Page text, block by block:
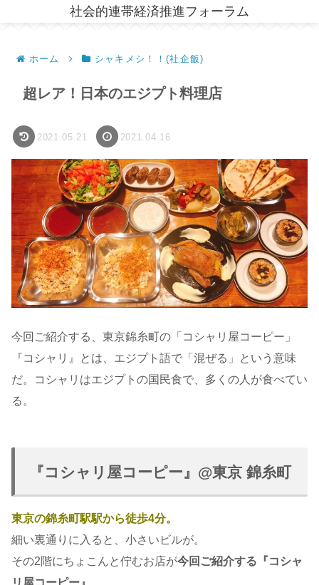
社会的連帯経済推進フォーラム
ホーム シャキメシ！！(社企飯)
超レア！日本のエジプト料理店
2021.05.21 2021.04.16
今回ご紹介する、東京錦糸町の「コシャリ屋コーピー」
『コシャリ』とは、エジプト語で「混ぜる」という意味
だ。コシャリはエジプトの国民食で、多くの人が食べてい
る。
『コシャリ屋コーピー』@東京 錦糸町
東京の錦糸町駅駅から徒歩4分。
細い裏通りに入ると、小さいビルが。
その2階にちょこんと佇むお店が今回ご紹介する『コシャ
リ屋コーピー』